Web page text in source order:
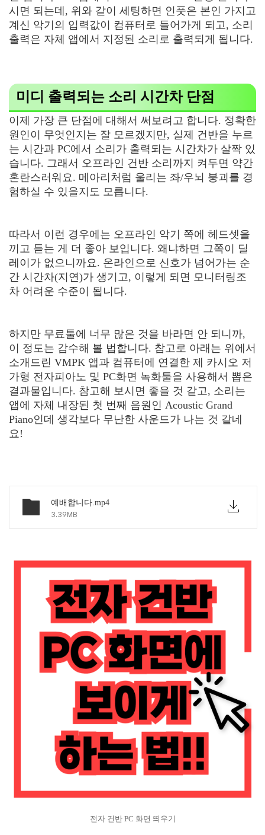
시면 되는데, 위와 같이 세팅하면 인풋은 본인 가지고
계신 악기의 입력값이 컴퓨터로 들어가게 되고, 소리
출력은 자체 앱에서 지정된 소리로 출력되게 됩니다.
미디 출력되는 소리 시간차 단점
이제 가장 큰 단점에 대해서 써보려고 합니다. 정확한
원인이 무엇인지는 잘 모르겠지만, 실제 건반을 누르
는 시간과 PC에서 소리가 출력되는 시간차가 살짝 있
습니다. 그래서 오프라인 건반 소리까지 켜두면 약간
혼란스러워요. 메아리처럼 울리는 좌/우뇌 붕괴를 경
험하실 수 있을지도 모릅니다.
따라서 이런 경우에는 오프라인 악기 쪽에 헤드셋을
끼고 듣는 게 더 좋아 보입니다. 왜냐하면 그쪽이 딜
레이가 없으니까요. 온라인으로 신호가 넘어가는 순
간 시간차(지연)가 생기고, 이렇게 되면 모니터링조
차 어려운 수준이 됩니다.
하지만 무료툴에 너무 많은 것을 바라면 안 되니까,
이 정도는 감수해 볼 법합니다. 참고로 아래는 위에서
소개드린 VMPK 앱과 컴퓨터에 연결한 제 카시오 저
가형 전자피아노 및 PC화면 녹화툴을 사용해서 뽑은
결과물입니다. 참고해 보시면 좋을 것 같고, 소리는
앱에 자체 내장된 첫 번째 음원인 Acoustic Grand
Piano인데 생각보다 무난한 사운드가 나는 것 같네
요!
예배합니다.mp4
3.39MB
전자 건반 PC 화면 띄우기